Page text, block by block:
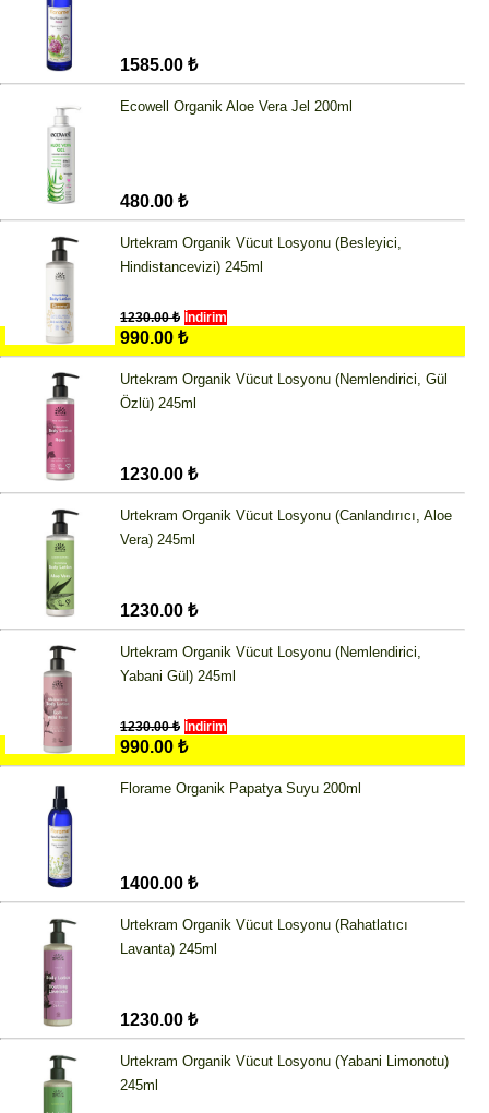
1585.00 ₺
Ecowell Organik Aloe Vera Jel 200ml
480.00 ₺
Urtekram Organik Vücut Losyonu (Besleyici,
Hindistancevizi) 245ml
1230.00 ₺ İndirim
990.00 ₺
Urtekram Organik Vücut Losyonu (Nemlendirici, Gül
Özlü) 245ml
1230.00 ₺
Urtekram Organik Vücut Losyonu (Canlandırıcı, Aloe
Vera) 245ml
1230.00 ₺
Urtekram Organik Vücut Losyonu (Nemlendirici,
Yabani Gül) 245ml
1230.00 ₺ İndirim
990.00 ₺
Florame Organik Papatya Suyu 200ml
1400.00 ₺
Urtekram Organik Vücut Losyonu (Rahatlatıcı
Lavanta) 245ml
1230.00 ₺
Urtekram Organik Vücut Losyonu (Yabani Limonotu)
245ml